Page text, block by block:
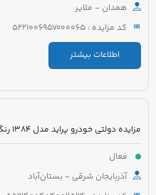
همدان - ملایر
کد مزایده : 5221006957000065
اطلاعات بیشتر
مزایده دولتی خودرو پراید مدل 1384 رنگ سفید
فعال
آذربایجان شرقی - بستان‌آباد